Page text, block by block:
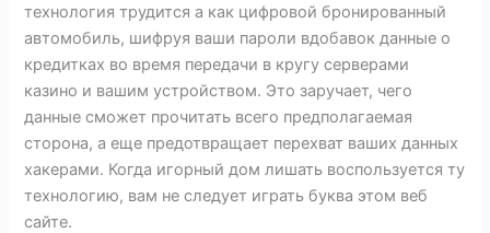
технология трудится а как цифровой бронированный
автомобиль, шифруя ваши пароли вдобавок данные о
кредитках во время передачи в кругу серверами
казино и вашим устройством. Это заручает, чего
данные сможет прочитать всего предполагаемая
сторона, а еще предотвращает перехват ваших данных
хакерами. Когда игорный дом лишать воспользуется ту
технологию, вам не следует играть буква этом веб
сайте.